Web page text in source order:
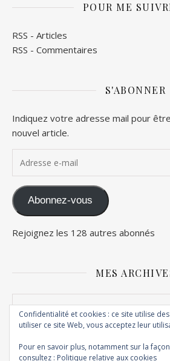
POUR ME
RSS - Articles
RSS - Commentaires
S'ABONNER
Indiquez votre adresse mail pour
nouvel article.
Abonnez-vous
Rejoignez les 128 autres abonnés
MES
Confidentialité et cookies : ce site utilise
utiliser ce site Web, vous acceptez leur
Pour en savoir plus, notamment sur la
consultez : Politique relative aux cookies